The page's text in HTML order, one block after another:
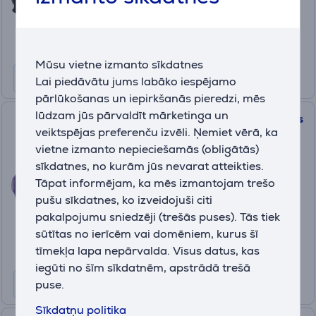
Mūsu vietne izmanto sīkdatnes
Lai piedāvātu jums labāko iespējamo
pārlūkošanas un iepirkšanās pieredzi, mēs
lūdzam jūs pārvaldīt mārketinga un
veiktspējas preferenču izvēli. Ņemiet vērā, ka
vietne izmanto nepieciešamās (obligātās)
sīkdatnes, no kurām jūs nevarat atteikties.
Tāpat informējam, ka mēs izmantojam trešo
pušu sīkdatnes, ko izveidojuši citi
pakalpojumu sniedzēji (trešās puses). Tās tiek
sūtītas no ierīcēm vai domēniem, kurus šī
tīmekļa lapa nepārvalda. Visus datus, kas
iegūti no šīm sīkdatnēm, apstrādā trešā
puse.
Sīkdatņu politika
JBL Charge 6,lillā - Portatīvais
bezvadu skaļrunis
JBLCHARGE6PUR
Ir noliktavā
Drauga cena:
159.99 €
Parastā cena: 199.99 €
10 mēneši 17 €